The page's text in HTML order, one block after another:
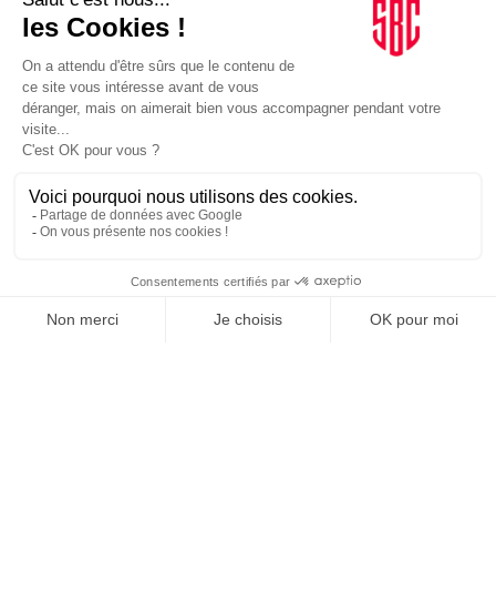
BUSINESS CLUB
NEWSLETTER, TOUS LES
MATINS, C'EST GRATUIT
1 2